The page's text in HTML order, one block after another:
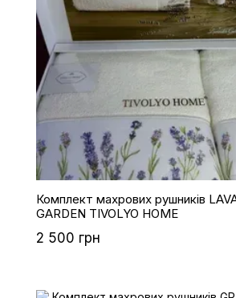
Комплект махрових рушників LAVANDER
GARDEN TIVOLYO HOME
2 500 грн